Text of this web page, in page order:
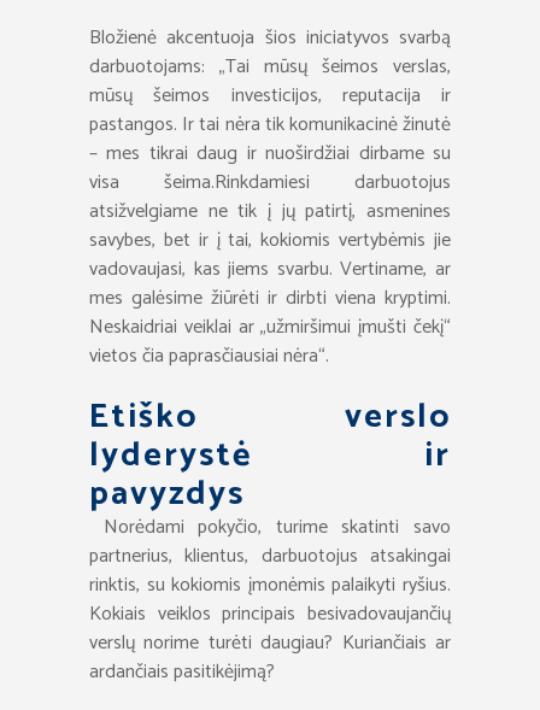
Bložienė akcentuoja šios iniciatyvos svarbą
darbuotojams: „Tai mūsų šeimos verslas,
mūsų šeimos investicijos, reputacija ir
pastangos. Ir tai nėra tik komunikacinė žinutė
– mes tikrai daug ir nuoširdžiai dirbame su
visa šeima.Rinkdamiesi darbuotojus
atsižvelgiame ne tik į jų patirtį, asmenines
savybes, bet ir į tai, kokiomis vertybėmis jie
vadovaujasi, kas jiems svarbu. Vertiname, ar
mes galėsime žiūrėti ir dirbti viena kryptimi.
Neskaidriai veiklai ar „užmiršimui įmušti čekį“
vietos čia paprasčiausiai nėra“.
Etiško verslo
lyderystė ir
pavyzdys
Norėdami pokyčio, turime skatinti savo
partnerius, klientus, darbuotojus atsakingai
rinktis, su kokiomis įmonėmis palaikyti ryšius.
Kokiais veiklos principais besivadovaujančių
verslų norime turėti daugiau? Kuriančiais ar
ardančiais pasitikėjimą?